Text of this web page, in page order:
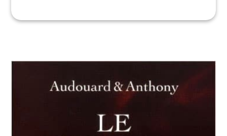
essentielle, la poésie. Le rapprochement des corps est
« Ce livre permet de retrouver la dimension si
profondément méditative de la sexualité, dimension qui
tend à être oubliée aujourd’hui au profit de la
performance, c’est-à-dire à l’ordre de la gestion